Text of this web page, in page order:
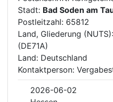
Stadt: Bad Soden am
Postleitzahl: 65812
Land, Gliederung
(DE71A)
Land: Deutschland
Kontaktperson:
2026-06-02